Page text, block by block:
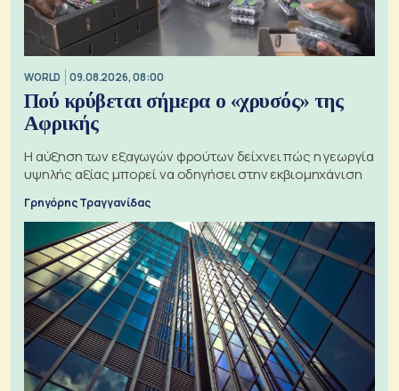
WORLD 09.08.2026, 08:00
Πού κρύβεται σήμερα ο «χρυσός» της
Αφρικής
Η αύξηση των εξαγωγών φρούτων δείχνει πώς η γεωργία
υψηλής αξίας μπορεί να οδηγήσει στην εκβιομηχάνιση
Γρηγόρης Τραγγανίδας